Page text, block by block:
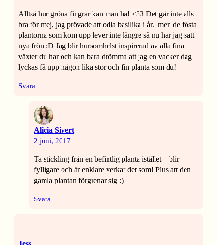
Alltså hur gröna fingrar kan man ha! <33 Det går inte alls
bra för mej, jag prövade att odla basilika i år.. men de fösta
plantorna som kom upp lever inte längre så nu har jag satt
nya frön :D Jag blir hursomhelst inspirerad av alla fina
växter du har och kan bara drömma att jag en vacker dag
lyckas få upp någon lika stor och fin planta som du!
Svara
Alicia Sivert
2 juni, 2017
Ta stickling från en befintlig planta istället – blir
fylligare och är enklare verkar det som! Plus att den
gamla plantan förgrenar sig :)
Svara
Jess